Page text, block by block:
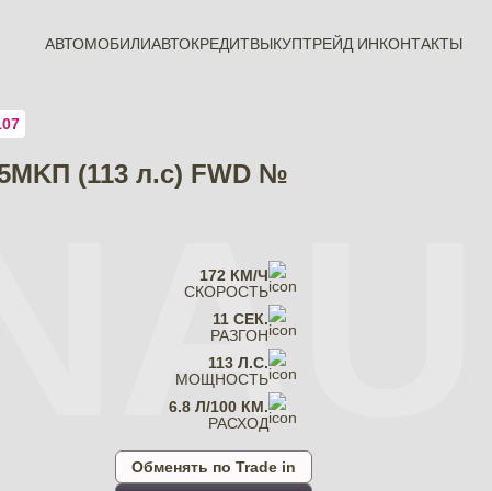
АВТОМОБИЛИАВТОКРЕДИТВЫКУПТРЕЙД ИНКОНТАКТЫ
(113 л.с) FWD №
172 КМ/Ч
СКОРОСТЬ
11 СЕК.
РАЗГОН
113 Л.С.
МОЩНОСТЬ
6.8 Л/100 КМ.
РАСХОД
Обменять по Trade in